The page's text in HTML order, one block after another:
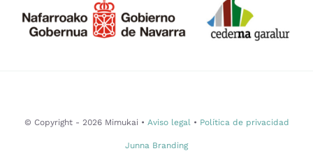
Actualidad
© Copyright - 2026 Mimukai • Aviso legal• Política de privacidad
Junna Branding